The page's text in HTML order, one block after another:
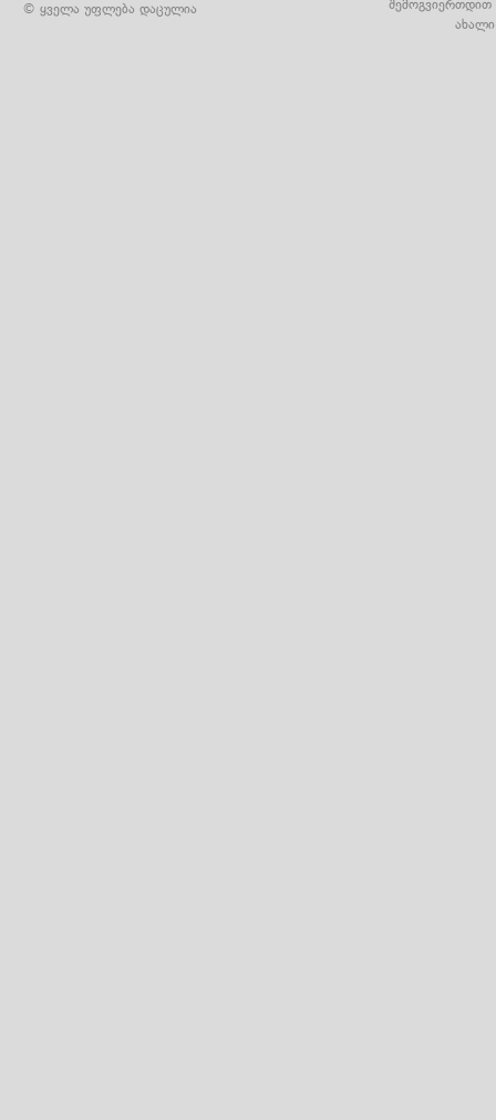
© ყველა უფლება დაცულია
შემოგვიერთდით
ახალი